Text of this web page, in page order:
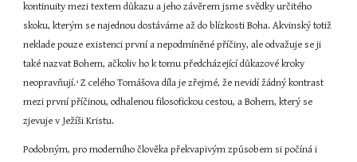
kontinuity mezi textem důkazu a jeho závěrem jsme svědky určitého
skoku, kterým se najednou dostáváme až do blízkosti Boha. Akvinský totiž
neklade pouze existenci první a nepodmíněné příčiny, ale odvažuje se ji
také nazvat Bohem, ačkoliv ho k tomu předcházející důkazové kroky
neopravňují.4 Z celého Tomášova díla je zřejmé, že nevidí žádný kontrast
mezi první příčinou, odhalenou filosofickou cestou, a Bohem, který se
zjevuje v Ježíši Kristu.
Podobným, pro moderního člověka překvapivým způsobem si počíná i